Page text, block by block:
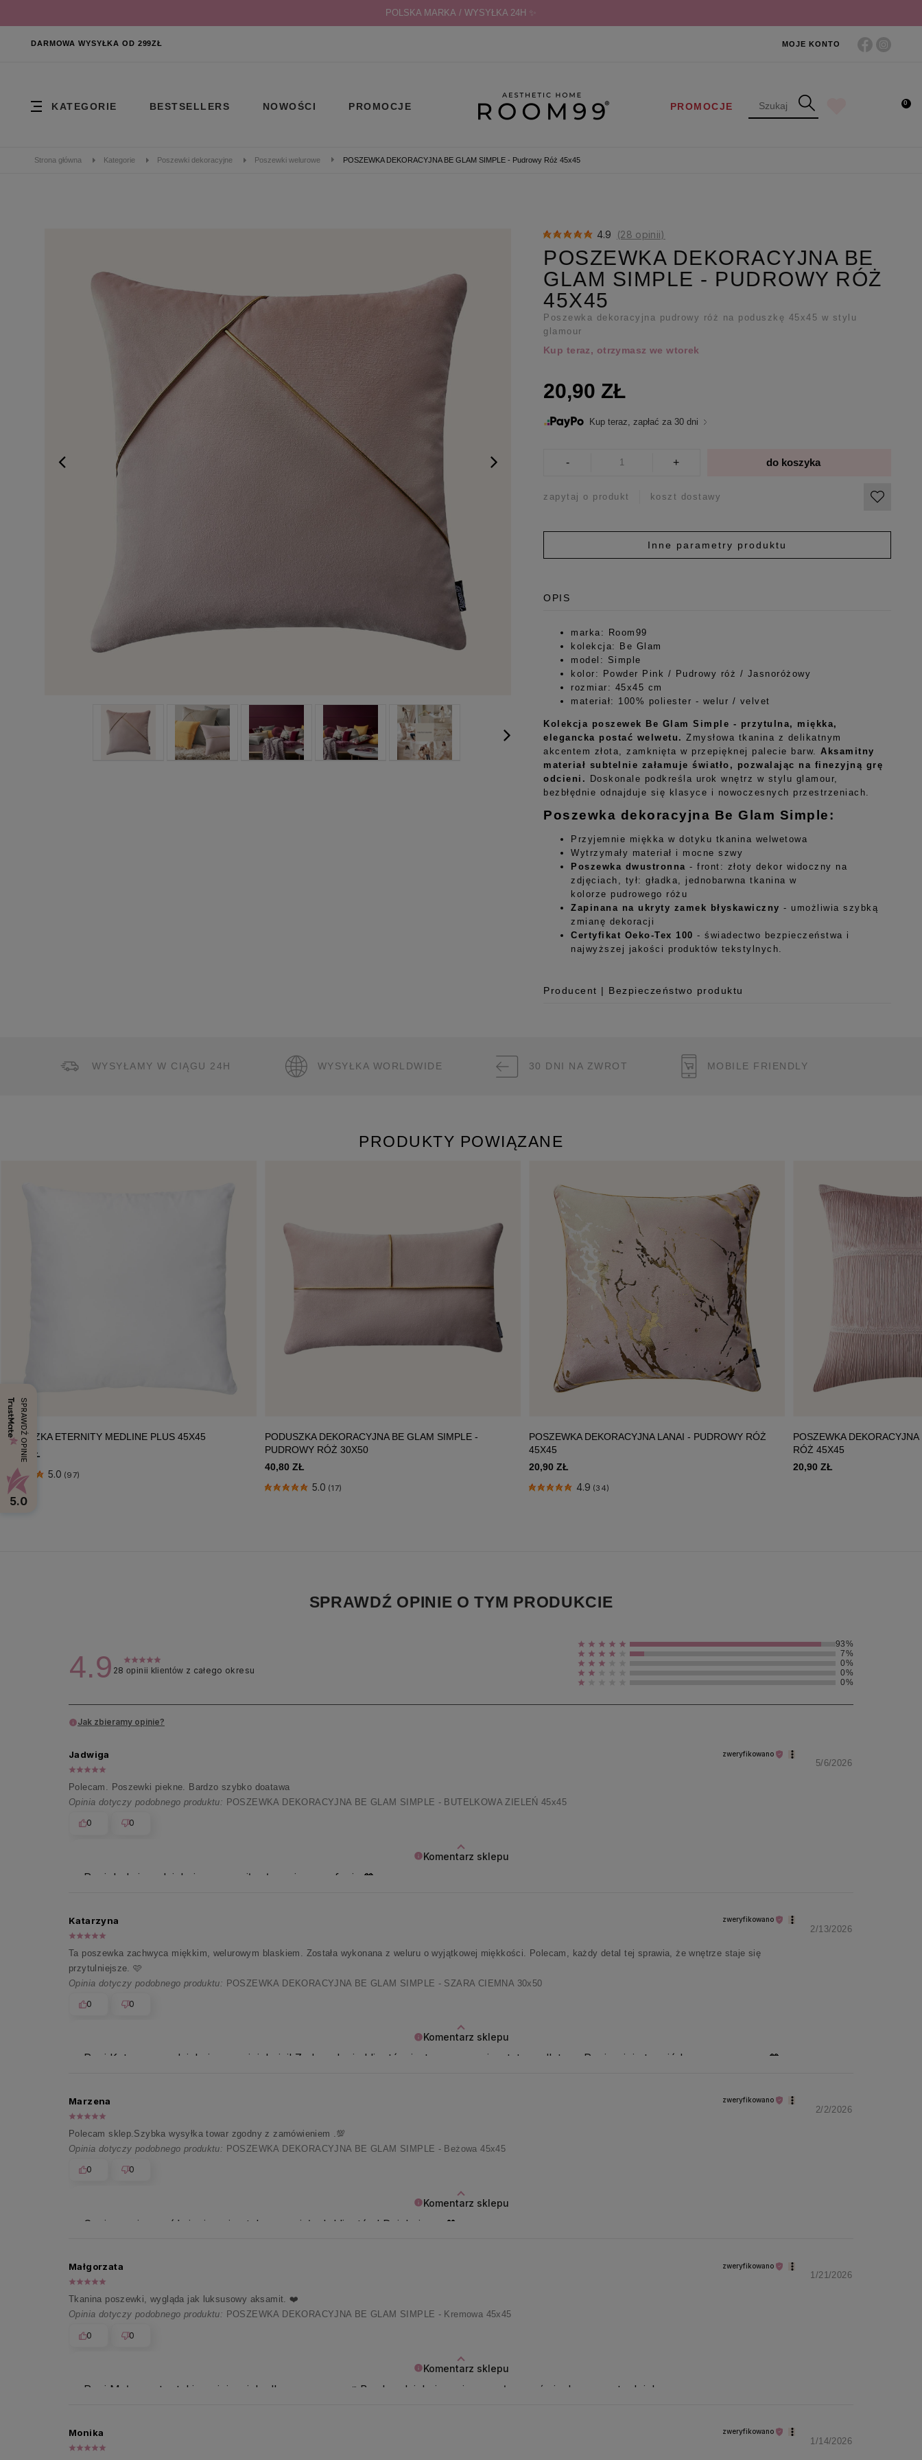
POLSKA MARKA / WYSYŁKA 24H ✨
DARMOWA WYSYŁKA OD 299ZŁ MOJE KONTO
KATEGORIE BESTSELLERS NOWOŚCI PROMOCJE PROMOCJE 0
Strona główna Kategorie Poszewki dekoracyjne Poszewki welurowe POSZEWKA DEKORACYJNA BE GLAM SIMPLE - Pudrowy Róż 45x45
4.9 (28 opinii)
POSZEWKA DEKORACYJNA BE
GLAM SIMPLE - PUDROWY RÓŻ
45X45
Poszewka dekoracyjna pudrowy róż na poduszkę 45x45 w stylu
glamour
Kup teraz, otrzymasz we wtorek
20,90 ZŁ
Kup teraz, zapłać za 30 dni
- + do koszyka
zapytaj o produkt koszt dostawy
Inne parametry produktu
OPIS
marka: Room99
kolekcja: Be Glam
model: Simple
kolor: Powder Pink / Pudrowy róż / Jasnoróżowy
rozmiar: 45x45 cm
materiał: 100% poliester - welur / velvet
Kolekcja poszewek Be Glam Simple - przytulna, miękka,
elegancka postać welwetu. Zmysłowa tkanina z delikatnym
akcentem złota, zamknięta w przepięknej palecie barw.Aksamitny
materiał subtelnie załamuje światło, pozwalając na finezyjną grę
odcieni. Doskonale podkreśla urok wnętrz w stylu glamour,
bezbłędnie odnajduje się klasyce i nowoczesnych przestrzeniach.
Poszewka dekoracyjna Be Glam Simple:
Przyjemnie miękka w dotyku tkanina welwetowa
Wytrzymały materiał i mocne szwy
Poszewka dwustronna - front: złoty dekor widoczny na
zdjęciach, tył: gładka, jednobarwna tkanina w
kolorze pudrowego różu
Zapinana na ukryty zamek błyskawiczny - umożliwia szybką
zmianę dekoracji
Certyfikat Oeko-Tex 100 - świadectwo bezpieczeństwa i
najwyższej jakości produktów tekstylnych.
Producent | Bezpieczeństwo produktu
52-131 Iwiny, Polska
WYSYŁAMY W CIĄGU 24H WYSYŁKA WORLDWIDE 30 DNI NA ZWROT MOBILE FRIENDLY
SPRAWDŹ OPINIE O TYM PRODUKCIE
4.9 28 opinii klientów z całego okresu
93%
7%
0%
0%
0%
Jak zbieramy opinie?
Komentarz sklepu
Pani Jadwigo, dziękujemy za miłe słowa i za zaufanie 🧡
Jadwiga zweryfikowano
Polecam. Poszewki piekne. Bardzo szybko doatawa
Opinia dotyczy podobnego produktu: POSZEWKA DEKORACYJNA BE GLAM SIMPLE - BUTELKOWA ZIELEŃ 45x45
5/6/2026
0 0
Komentarz sklepu
Pani Katarzyno , dziękujemy najpiękniej! Zadowolenie klientów jest naszym priorytetem, dlatego Pani opinia to miód na nasze serca 🧡
Katarzyna zweryfikowano
Ta poszewka zachwyca miękkim, welurowym blaskiem. Została wykonana z weluru o wyjątkowej miękkości. Polecam, każdy detal tej sprawia, że wnętrze staje się
przytulniejsze. 🩷
Opinia dotyczy podobnego produktu: POSZEWKA DEKORACYJNA BE GLAM SIMPLE - SZARA CIEMNA 30x50
2/13/2026
0 0
Komentarz sklepu
Czujemy się wyróżnieni, mając tak wspaniałych klientów! Dziękujemy 💖
Marzena zweryfikowano
Polecam sklep.Szybka wysyłka towar zgodny z zamówieniem .💯
Opinia dotyczy podobnego produktu: POSZEWKA DEKORACYJNA BE GLAM SIMPLE - Beżowa 45x45
2/2/2026
0 0
Komentarz sklepu
Pani Małgorzato, takie opinie wiele dla nas znaczą 🌷Bardzo dziękujemy i przesyłamy uśmiech na resztę dnia!
Małgorzata zweryfikowano
Tkanina poszewki, wygląda jak luksusowy aksamit. ❤️
Opinia dotyczy podobnego produktu: POSZEWKA DEKORACYJNA BE GLAM SIMPLE - Kremowa 45x45
1/21/2026
0 0
Monika zweryfikowano
1/14/2026
PRODUKTY POWIĄZANE
PODUSZKA ETERNITY MEDLINE PLUS 45X45
19,90 ZŁ
5.0 (97)
PODUSZKA DEKORACYJNA BE GLAM SIMPLE -
PUDROWY RÓŻ 30X50
40,80 ZŁ
5.0 (17)
POSZEWKA DEKORACYJNA LANAI - PUDROWY RÓŻ
45X45
20,90 ZŁ
4.9 (34)
POSZEWKA
RÓŻ 45X45
20,90 ZŁ
SPRAWDŹ OPINIE
5.0